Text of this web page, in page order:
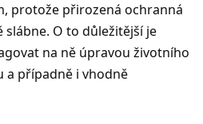
protože přirozená ochranná
O to důležitější je
na ně úpravou životního
a případně i vhodně